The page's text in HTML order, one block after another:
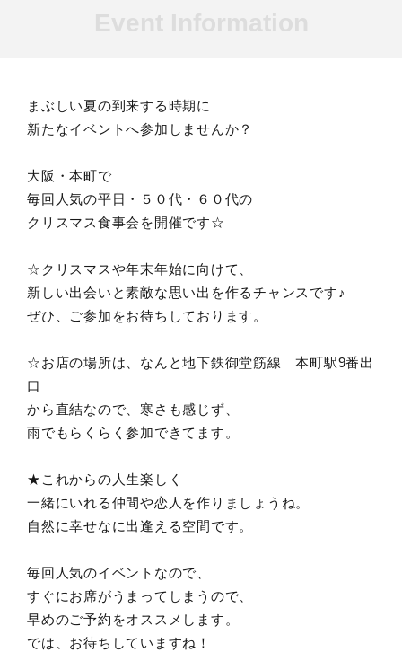
まぶしい夏の到来する時期に
新たなイベントへ参加しませんか？
大阪・本町で
毎回人気の平日・５０代・６０代の
クリスマス食事会を開催です☆
☆クリスマスや年末年始に向けて、
新しい出会いと素敵な思い出を作るチャンスです♪
ぜひ、ご参加をお待ちしております。
☆お店の場所は、なんと地下鉄御堂筋線 本町駅9番出
口
から直結なので、寒さも感じず、
雨でもらくらく参加できてます。
★これからの人生楽しく
一緒にいれる仲間や恋人を作りましょうね。
自然に幸せなに出逢える空間です。
毎回人気のイベントなので、
すぐにお席がうまってしまうので、
早めのご予約をオススメします。
では、お待ちしていますね！